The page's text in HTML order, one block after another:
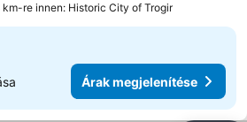
km-re innen: Historic City of Trogir
Árak megjelenítése